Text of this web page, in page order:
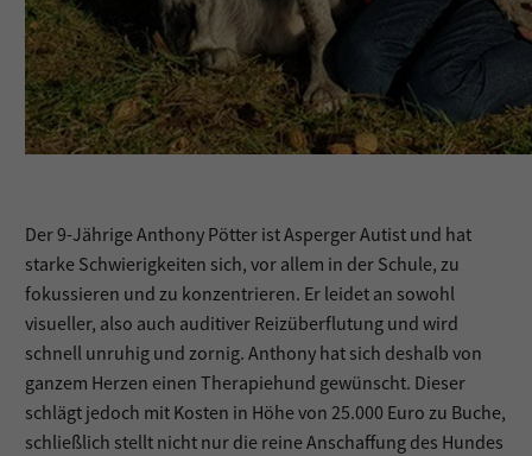
Der 9-Jährige Anthony Pötter ist Asperger Autist und hat
starke Schwierigkeiten sich, vor allem in der Schule, zu
fokussieren und zu konzentrieren. Er leidet an sowohl
visueller, also auch auditiver Reizüberflutung und wird
schnell unruhig und zornig. Anthony hat sich deshalb von
ganzem Herzen einen Therapiehund gewünscht. Dieser
schlägt jedoch mit Kosten in Höhe von 25.000 Euro zu Buche,
schließlich stellt nicht nur die reine Anschaffung des Hundes